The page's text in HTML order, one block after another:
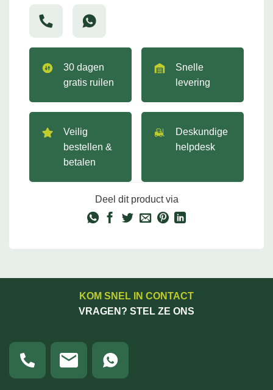
30 dagen
gratis ruilen
Snelle
levering
Veilig
bestellen &
betalen
Deskundige
helpdesk
Deel dit product via
KOM SNEL IN CONTACT
VRAGEN? STEL ZE ONS